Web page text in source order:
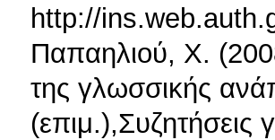
http://
Παπαηλιού, Χ.
της γλωσσικής
(επιμ.),Συζητήσεις